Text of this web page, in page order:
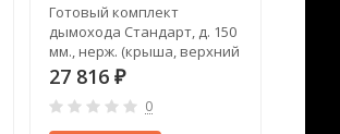
Готовый комплект
дымохода Стандарт, д. 150
мм., нерж. (крыша, верхний
выход)
27 816₽
0